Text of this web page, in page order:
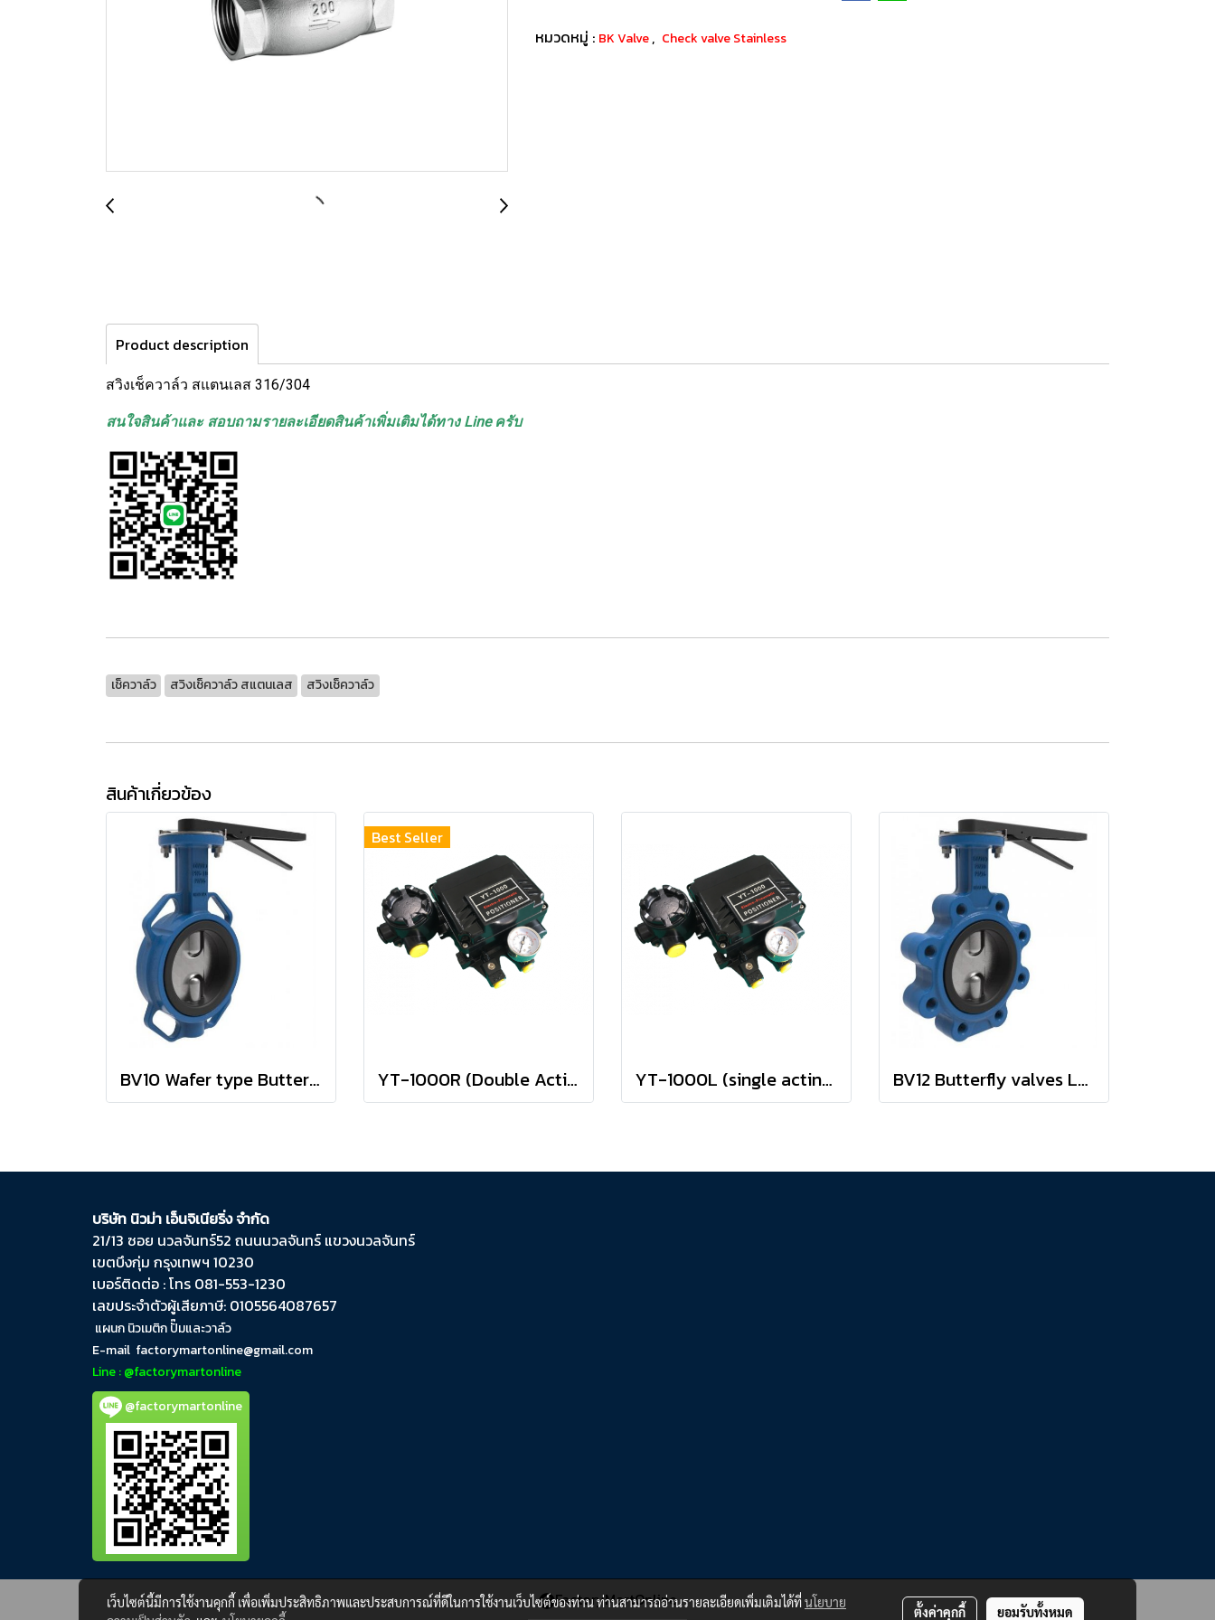
หมวดหมู่ : BK Valve, Check valve Stainless
Product description
สวิงเช็ควาล์ว สแตนเลส 316/304
สนใจสินค้าและ สอบถามรายละเอียดสินค้าเพิ่มเติมได้ทาง Line ครับ
เช็ควาล์ว สวิงเช็ควาล์ว สแตนเลส สวิงเช็ควาล์ว
สินค้าเกี่ยวข้อง
BV10 Wafer type Butterfly valves BELVEN
Best Seller
YT-1000R (Double ActingType) positioner YT-1000L (single acting Type) positioner BV12 Butterfly valves Lug type BELVEN
บริษัท นิวม่า เอ็นจิเนียริ่ง จำกัด
21/13 ซอย นวลจันทร์​52 ถนน​นวลจันทร์​ แขวง​นวลจันทร์​
เขต​บึงกุ่ม​ กรุงเทพฯ​ 10230
เบอร์ติดต่อ : โทร 081-553-1230
เลขประจำตัวผู้เสียภาษี: 0105564087657
แผนก นิวเมติก ปั๊มและวาล์ว
E-mail factorymartonline@gmail.com
Line : @factorymartonline
@factorymartonline
FactoryMartOnline
เว็บไซต์นี้มีการใช้งานคุกกี้ เพื่อเพิ่มประสิทธิภาพและประสบการณ์ที่ดีในการใช้งานเว็บไซต์ของท่าน ท่านสามารถอ่านรายละเอียดเพิ่มเติมได้ที่นโยบาย
ตั้งค่าคุกกี้ ยอมรับทั้งหมด